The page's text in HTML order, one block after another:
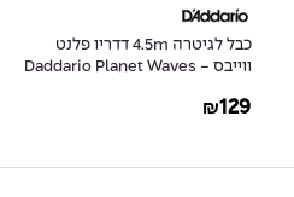
כבל לגיטרה 4.5m דדריו פלנט
ווייבס - Daddario Planet Waves
₪129